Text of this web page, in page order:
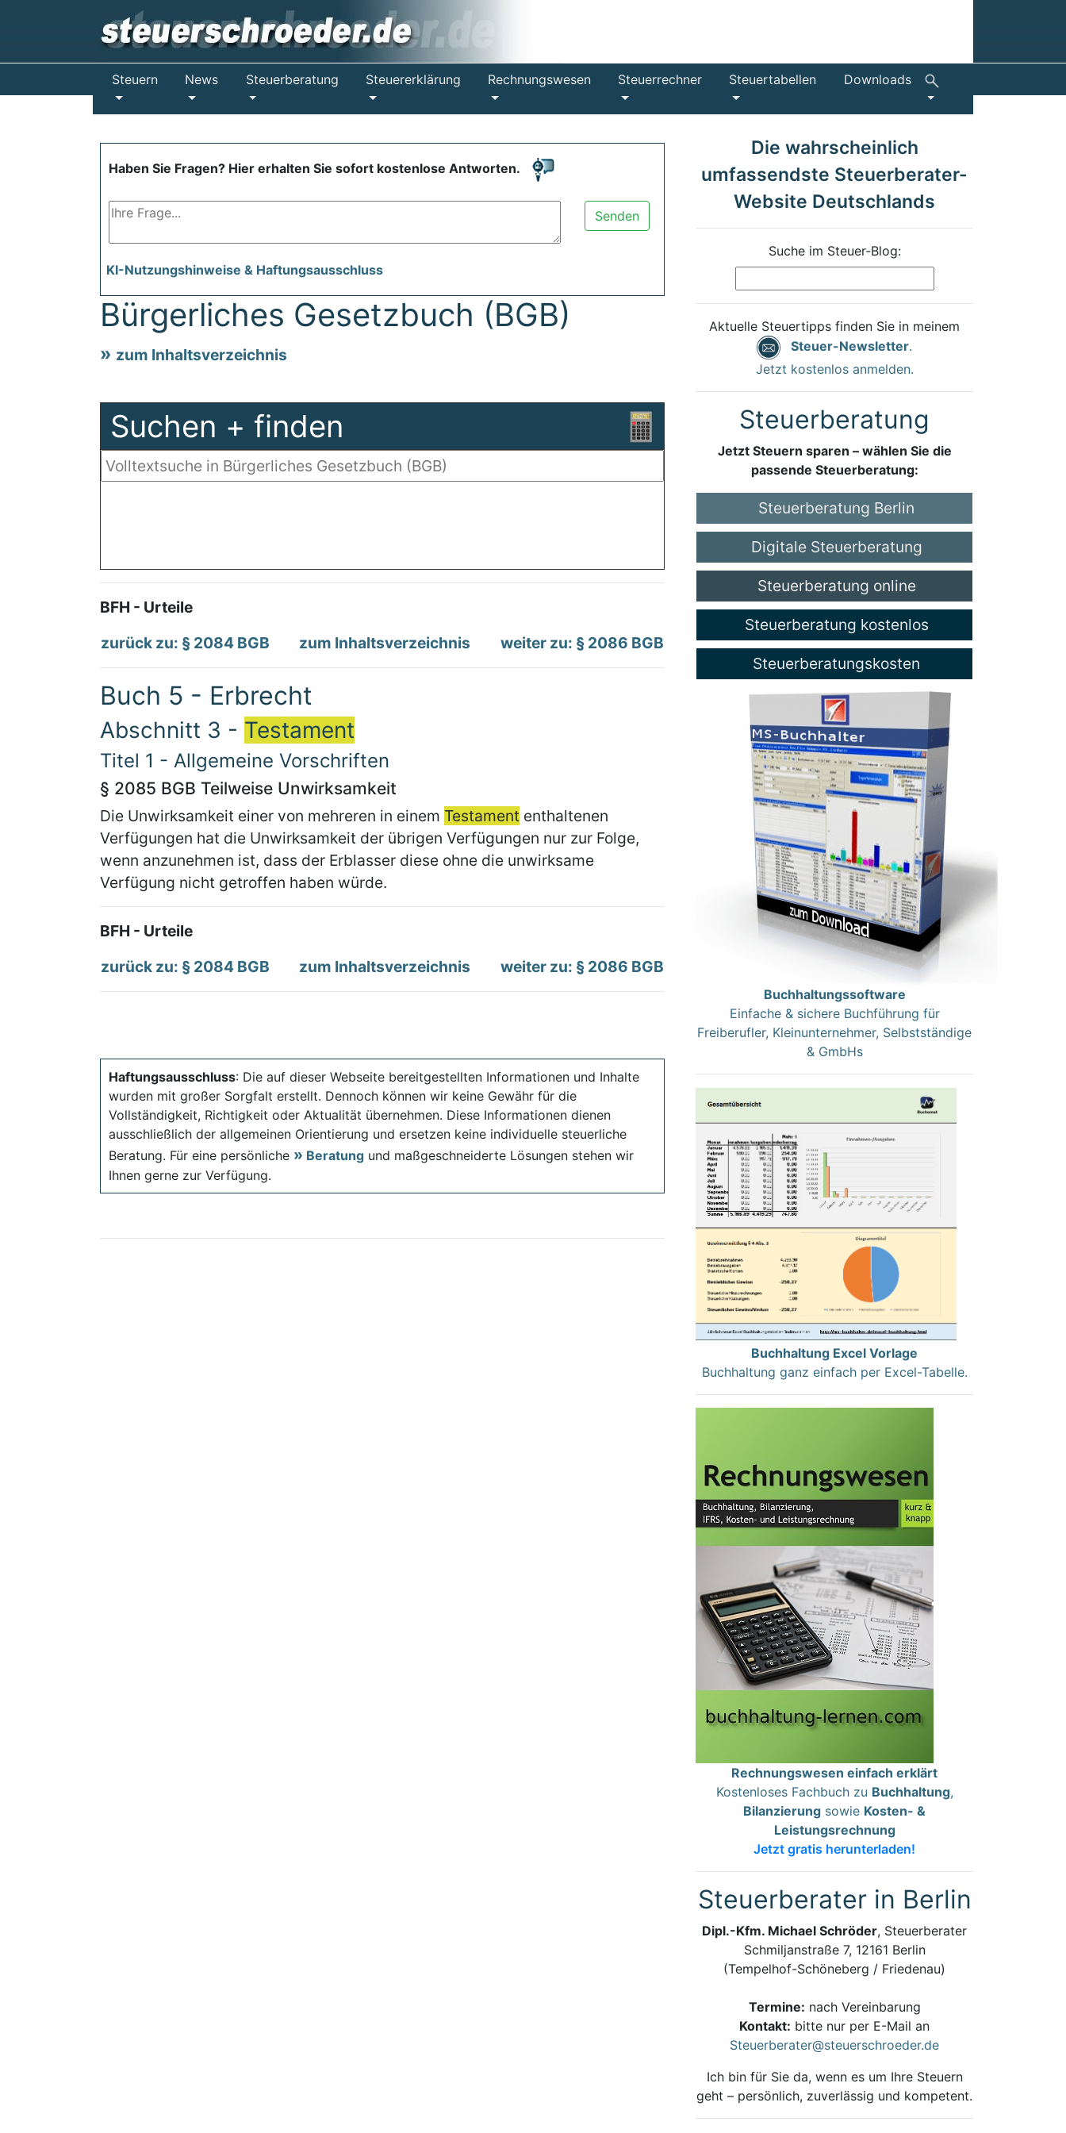
Steuern News Steuerberatung Steuererklärung Rechnungswesen Steuerrechner Steuertabellen Downloads
Haben Sie Fragen? Hier erhalten Sie sofort kostenlose Antworten.
Senden
KI-Nutzungshinweise & Haftungsausschluss
Bürgerliches Gesetzbuch (BGB)
zum Inhaltsverzeichnis
Suchen + finden
BFH - Urteile
zurück zu: § 2084 BGB
zum Inhaltsverzeichnis weiter zu: § 2086 BGB
Buch 5 - Erbrecht
Abschnitt 3 - Testament
Titel 1 - Allgemeine Vorschriften
§ 2085 BGB Teilweise Unwirksamkeit
Die Unwirksamkeit einer von mehreren in einem Testament enthaltenen
Verfügungen hat die Unwirksamkeit der übrigen Verfügungen nur zur Folge,
wenn anzunehmen ist, dass der Erblasser diese ohne die unwirksame
Verfügung nicht getroffen haben würde.
BFH - Urteile
zurück zu: § 2084 BGB
zum Inhaltsverzeichnis weiter zu: § 2086 BGB
Haftungsausschluss: Die auf dieser Webseite bereitgestellten Informationen und Inhalte
wurden mit großer Sorgfalt erstellt. Dennoch können wir keine Gewähr für die
Vollständigkeit, Richtigkeit oder Aktualität übernehmen. Diese Informationen dienen
ausschließlich der allgemeinen Orientierung und ersetzen keine individuelle steuerliche
Beratung. Für eine persönliche
Beratung und maßgeschneiderte Lösungen stehen wir
Ihnen gerne zur Verfügung.
Die wahrscheinlich
umfassendste Steuerberater-
Website Deutschlands
Suche im Steuer-Blog:
Aktuelle Steuertipps finden Sie in meinem
Steuer-Newsletter.
Jetzt kostenlos anmelden.
Steuerberatung
Jetzt Steuern sparen – wählen Sie die
passende Steuerberatung:
Steuerberatung Berlin
Digitale Steuerberatung
Steuerberatung online
Steuerberatung kostenlos
Steuerberatungskosten
Buchhaltungssoftware
Einfache & sichere Buchführung für
Freiberufler, Kleinunternehmer, Selbstständige
& GmbHs
Buchhaltung Excel Vorlage
Buchhaltung ganz einfach per Excel-Tabelle.
Rechnungswesen einfach erklärt
Kostenloses Fachbuch zu Buchhaltung,
Bilanzierung sowie Kosten- &
Leistungsrechnung
Jetzt gratis herunterladen!
Steuerberater in Berlin
Dipl.-Kfm. Michael Schröder, Steuerberater
Schmiljanstraße 7, 12161 Berlin
(Tempelhof-Schöneberg / Friedenau)
Termine: nach Vereinbarung
Kontakt: bitte nur per E-Mail an
Steuerberater@steuerschroeder.de
Ich bin für Sie da, wenn es um Ihre Steuern
geht – persönlich, zuverlässig und kompetent.